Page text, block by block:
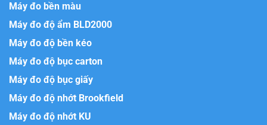
Máy đo bền màu
Máy đo độ ẩm BLD2000
Máy đo độ bền kéo
Máy đo độ bục carton
Máy đo độ bục giấy
Máy đo độ nhớt Brookfield
Máy đo độ nhớt KU